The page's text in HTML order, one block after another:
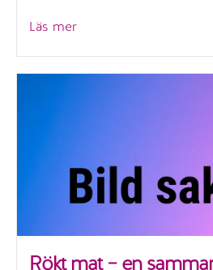
Läs mer”Varmrökt
Rökt mat – en